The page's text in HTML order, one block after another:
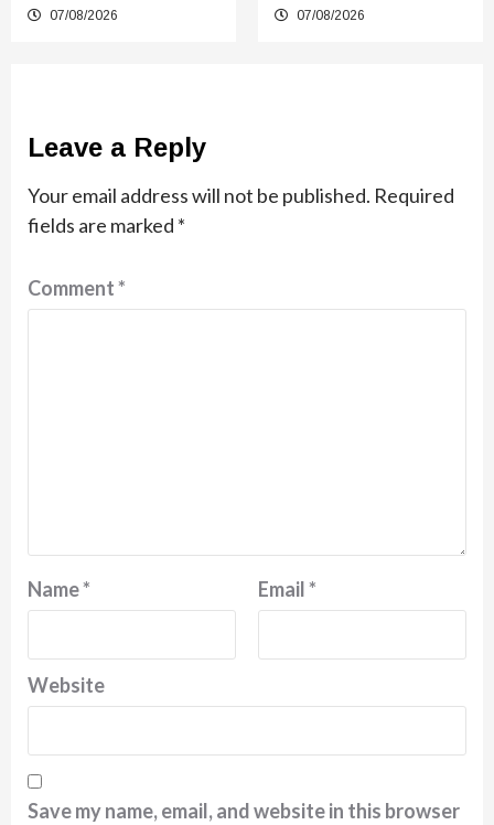
07/08/2026 07/08/2026
Leave a Reply
Your email address will not be published. Required
fields are marked *
Comment*
Name* Email*
Website
Save my name, email, and website in this browser